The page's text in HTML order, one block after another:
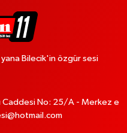
Bilecik'in özgür sesi
Caddesi No: 25/A - Merkez e